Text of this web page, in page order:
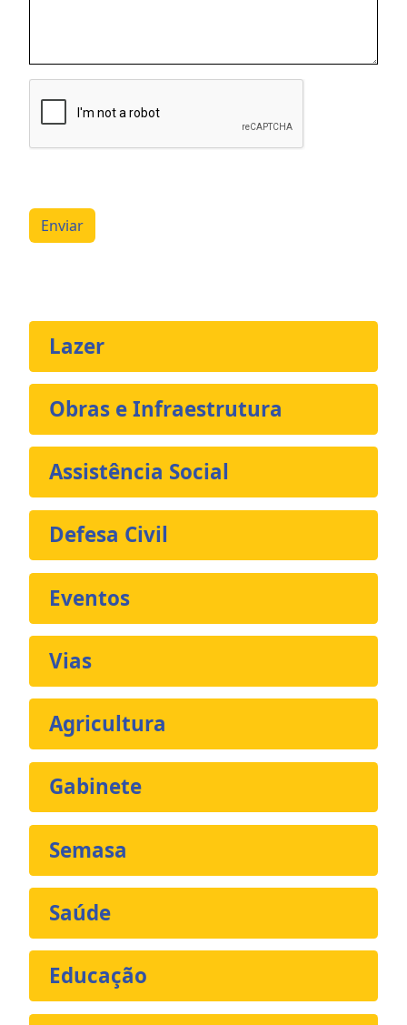
Enviar
Lazer
Obras e Infraestrutura
Assistência Social
Defesa Civil
Eventos
Vias
Agricultura
Gabinete
Semasa
Saúde
Educação